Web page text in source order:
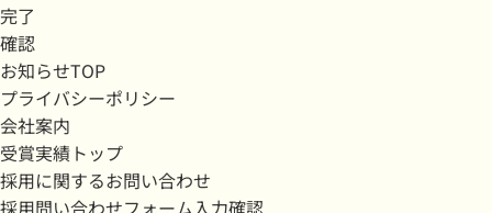
完了
確認
お知らせTOP
プライバシーポリシー
会社案内
受賞実績トップ
採用に関するお問い合わせ
採用問い合わせフォーム入力確認